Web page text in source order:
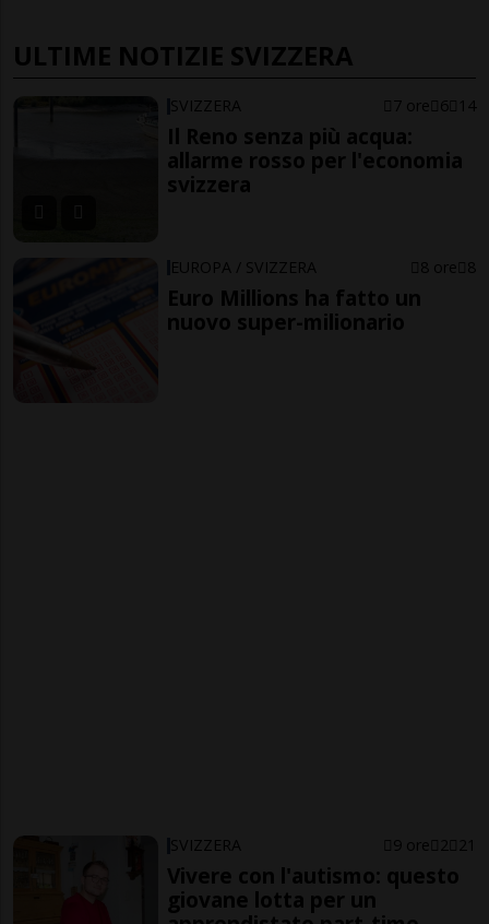
ULTIME NOTIZIE SVIZZERA
SVIZZERA 7 ore 6 14
Il Reno senza più acqua:
allarme rosso per l'economia
svizzera
EUROPA / SVIZZERA 8 ore 8
Euro Millions ha fatto un
nuovo super-milionario
SVIZZERA 9 ore 2 21
Vivere con l'autismo: questo
giovane lotta per un